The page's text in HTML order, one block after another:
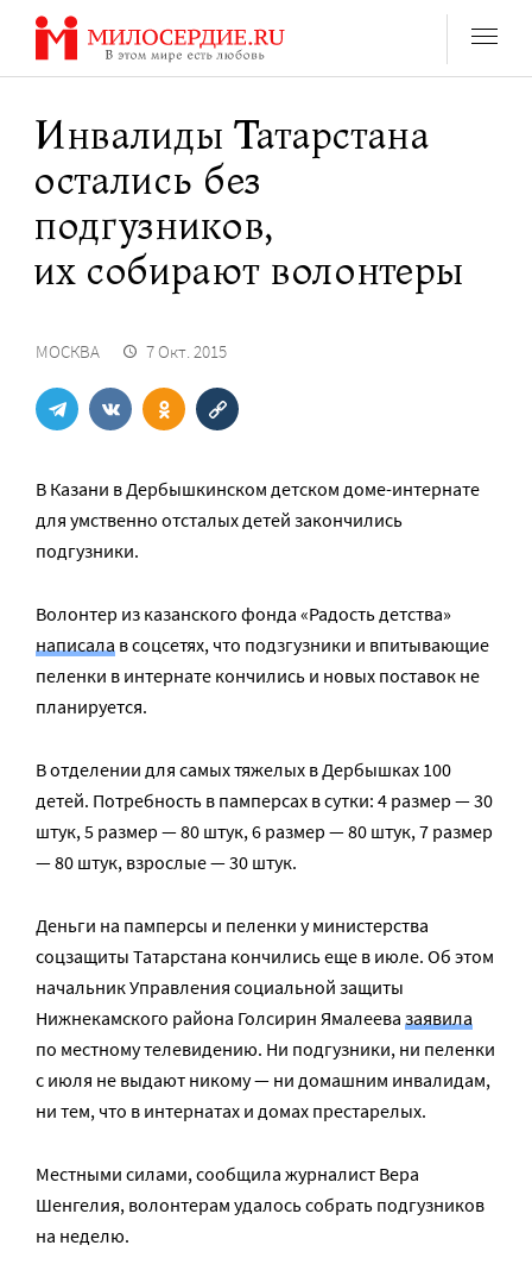
Перейти
содержанию
Инвалиды Татарстана
остались без
подгузников,
их собирают волонтеры
МОСКВА 7 Окт. 2015
В Казани в Дербышкинском детском доме-интернате
для умственно отсталых детей закончились
подгузники.
Волонтер из казанского фонда «Радость детства»
написала в соцсетях, что подзгузники и впитывающие
пеленки в интернате кончились и новых поставок не
планируется.
В отделении для самых тяжелых в Дербышках 100
детей. Потребность в памперсах в сутки: 4 размер — 30
штук, 5 размер — 80 штук, 6 размер — 80 штук, 7 размер
— 80 штук, взрослые — 30 штук.
Деньги на памперсы и пеленки у министерства
соцзащиты Татарстана кончились еще в июле. Об этом
начальник Управления социальной защиты
Нижнекамского района Голсирин Ямалеева заявила
по местному телевидению. Ни подгузники, ни пеленки
с июля не выдают никому — ни домашним инвалидам,
ни тем, что в интернатах и домах престарелых.
Местными силами, сообщила журналист Вера
Шенгелия, волонтерам удалось собрать подгузников
на неделю.